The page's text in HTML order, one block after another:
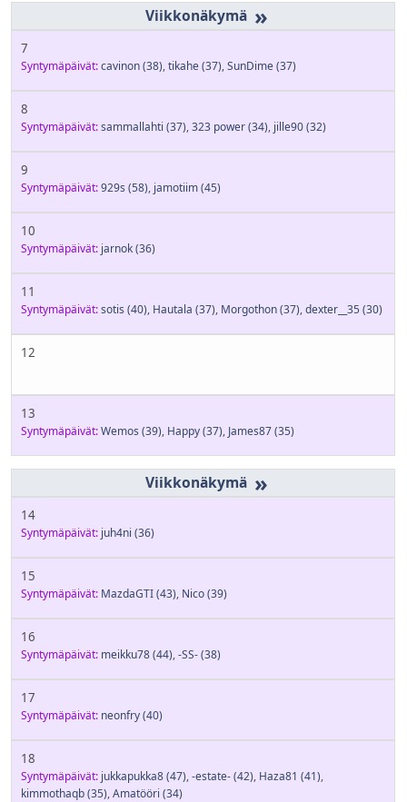
»
7
Syntymäpäivät:cavinon(38),tikahe(37),SunDime(37)
8
Syntymäpäivät:sammallahti (37),323 power(34), jille90(32)
9
Syntymäpäivät:929s (58), jamotiim(45)
10
Syntymäpäivät: jarnok(36)
11
Syntymäpäivät:sotis (40), Hautala (37), Morgothon(37),dexter__35 (30)
12
13
Syntymäpäivät:Wemos (39), Happy(37), James87(35)
»
14
Syntymäpäivät: juh4ni (36)
15
Syntymäpäivät: MazdaGTI(43), Nico(39)
16
Syntymäpäivät: meikku78(44),-SS-(38)
17
Syntymäpäivät: neonfry(40)
18
Syntymäpäivät: jukkapukka8(47),-estate-(42), Haza81 (41),
kimmothaqb(35),Amatööri (34)